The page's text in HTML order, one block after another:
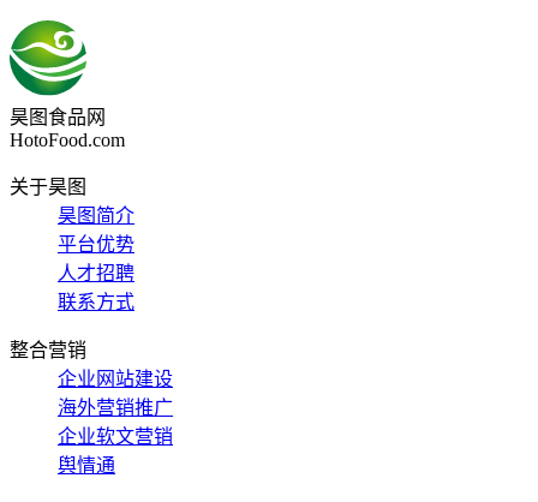
昊图食品网
HotoFood.com
关于昊图
昊图简介
平台优势
人才招聘
联系方式
整合营销
企业网站建设
海外营销推广
企业软文营销
舆情通